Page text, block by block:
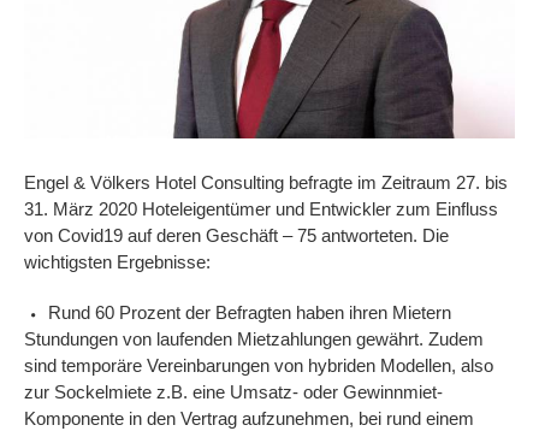
Engel & Völkers Hotel Consulting befragte im Zeitraum 27. bis
31. März 2020 Hoteleigentümer und Entwickler zum Einfluss
von Covid19 auf deren Geschäft – 75 antworteten. Die
wichtigsten Ergebnisse:
Rund 60 Prozent der Befragten haben ihren Mietern
Stundungen von laufenden Mietzahlungen gewährt. Zudem
sind temporäre Vereinbarungen von hybriden Modellen, also
zur Sockelmiete z.B. eine Umsatz- oder Gewinnmiet-
Komponente in den Vertrag aufzunehmen, bei rund einem